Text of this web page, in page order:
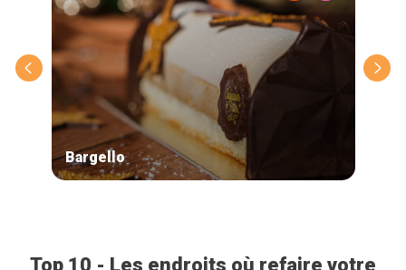
Bargello
Top 10 - Les endroits où refaire votre